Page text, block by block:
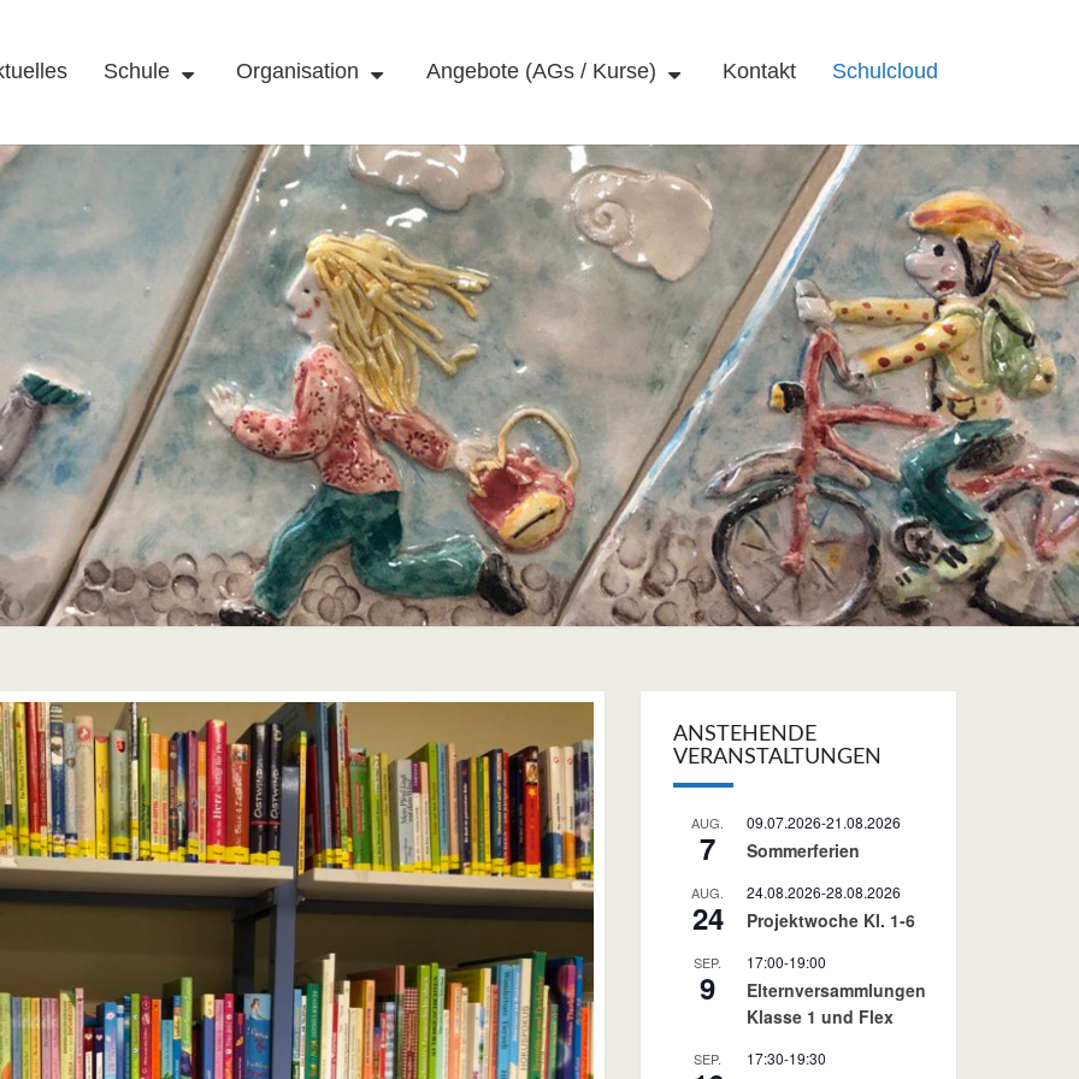
Schule Organisation Angebote (AGs / Kurse) Kontakt Schulcloud
ANSTEHENDE
VERANSTALTUNGEN
AUG.
7
09.07.2026-21.08.2026
Sommerferien
AUG.
24
24.08.2026-28.08.2026
Projektwoche Kl. 1-6
SEP.
9
17:00-19:00
Elternversammlungen
Klasse 1 und Flex
SEP. 17:30-19:30